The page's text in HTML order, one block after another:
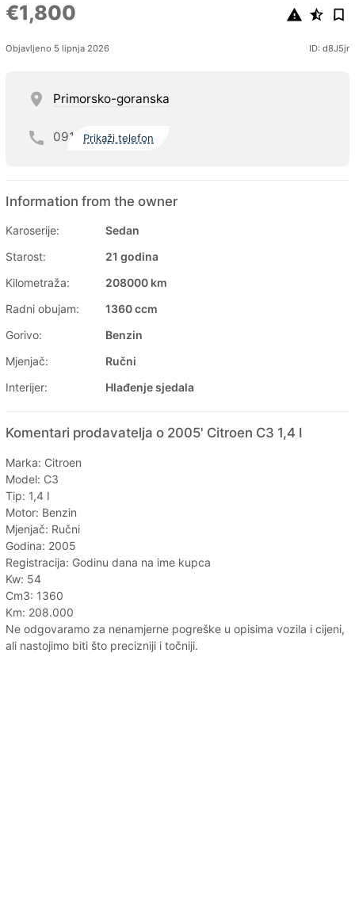
€1,800
Objavljeno 5 lipnja 2026 ID: d8J5jr
Primorsko-goranska
091 Prikaži telefon
Information from the owner
Karoserije:
Sedan
Starost:
21 godina
Kilometraža:
208000 km
Radni obujam:
1360 ccm
Gorivo:
Benzin
Mjenjač:
Ručni
Interijer:
Hlađenje sjedala
Komentari prodavatelja o 2005' Citroen C3 1,4 I
Marka: Citroen
Model: C3
Tip: 1,4 I
Motor: Benzin
Mjenjač: Ručni
Godina: 2005
Registracija: Godinu dana na ime kupca
Kw: 54
Cm3: 1360
Km: 208.000
Ne odgovaramo za nenamjerne pogreške u opisima vozila i cijeni,
ali nastojimo biti što precizniji i točniji.